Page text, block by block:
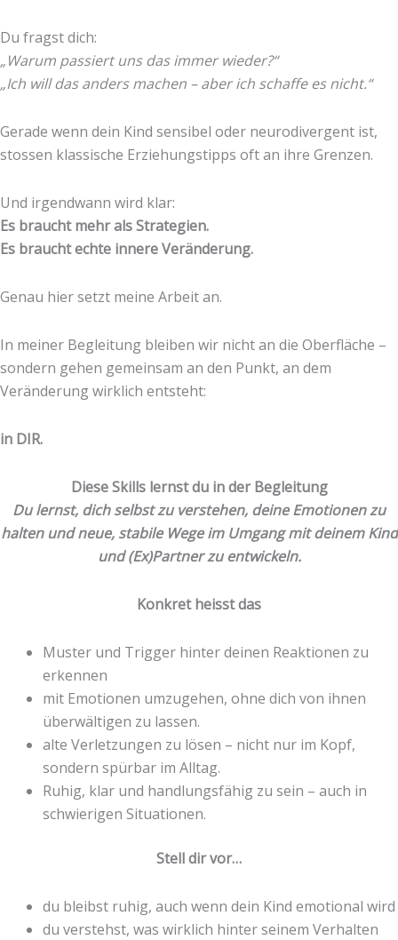
Du fragst dich:
„Warum passiert uns das immer wieder?“
„Ich will das anders machen – aber ich schaffe es nicht.“
Gerade wenn dein Kind sensibel oder neurodivergent ist,
stossen klassische Erziehungstipps oft an ihre Grenzen.
Und irgendwann wird klar:
Es braucht mehr als Strategien.
Es braucht echte innere Veränderung.
Genau hier setzt meine Arbeit an.
In meiner Begleitung bleiben wir nicht an die Oberfläche –
sondern gehen gemeinsam an den Punkt, an dem
Veränderung wirklich entsteht:
in DIR.
Diese Skills lernst du in der Begleitung
Du lernst, dich selbst zu verstehen, deine Emotionen zu
halten und neue, stabile Wege im Umgang mit deinem Kind
und (Ex)Partner zu entwickeln.
Konkret heisst das
Muster und Trigger hinter deinen Reaktionen zu
erkennen
mit Emotionen umzugehen, ohne dich von ihnen
überwältigen zu lassen.
alte Verletzungen zu lösen – nicht nur im Kopf,
sondern spürbar im Alltag.
Ruhig, klar und handlungsfähig zu sein – auch in
schwierigen Situationen.
Stell dir vor…
du bleibst ruhig, auch wenn dein Kind emotional wird
du verstehst, was wirklich hinter seinem Verhalten